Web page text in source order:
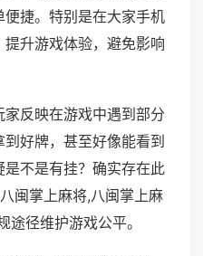
捷。特别是在大家手机
升游戏体验，避免影响
反映在游戏中遇到部分
好牌，甚至好像能看到
不是有挂？确实存在此
闽掌上麻将,八闽掌上麻
径维护游戏公平。